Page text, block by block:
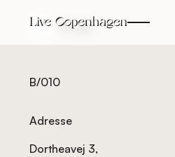
Tilbage
B/010
Adresse
Dortheavej 3,